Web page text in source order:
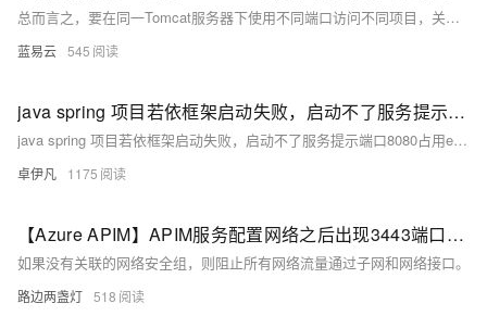
总而言之，要在同一Tomcat服务器下使用不同端口访问不同项目，关键是通过对server.xml文件的配置创建多个 `<Service>`实例和相应的虚拟主机。这种方法既实现了项目隔离，也有助于优化资源利用率。通过遵循本文的详细说明，很容易地就能满足需求实现多项目分接口。
蓝易云 545
java spring 项目若依框架启动失败，启动不了服务提示端口8080占用escription: Web server failed to start. Port 8080 was already in use. Action: Identify and stop the process that’s listening on port 8080 or configure this application to listen on another port-优雅草卓伊凡解决方案
java spring 项目若依框架启动失败，启动不了服务提示端口8080占用escription: Web server failed to start. Port 8080 was already in use. Action: Identify and stop the process that’s listening on port 8080 or configure this application to listen on another port-优雅草卓伊凡解决方案
卓伊凡 1175
【Azure APIM】APIM服务配置网络之后出现3443端口不通，Management Endpoint不健康状态
如果没有关联的网络安全组，则阻止所有网络流量通过子网和网络接口。
路边两盏灯 518